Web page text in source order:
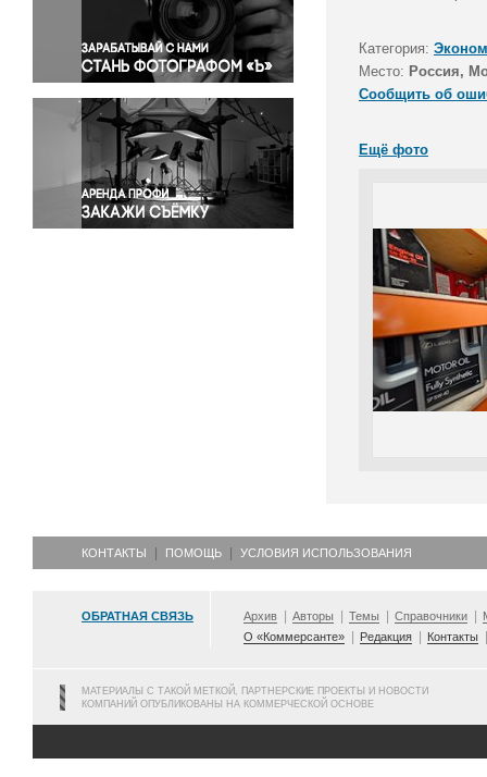
Правосудие
Происшествия и конфликты
Религия
Светская жизнь
Спорт
Экология
Экономика и бизнес
Категория:
Место: Россия,
Сообщить об
Ещё фото
КОНТАКТЫ ПОМОЩЬ УСЛОВИЯ ИСПОЛЬЗОВАНИЯ
ОБРАТНАЯ СВЯЗЬ Архив Авторы Темы Справочники
О «Коммерсанте»
Редакция Контакты
МАТЕРИАЛЫ С ТАКОЙ МЕТКОЙ, ПАРТНЕРСКИЕ ПРОЕКТЫ И НОВОСТИ
КОМПАНИЙ ОПУБЛИКОВАНЫ НА КОММЕРЧЕСКОЙ ОСНОВЕ